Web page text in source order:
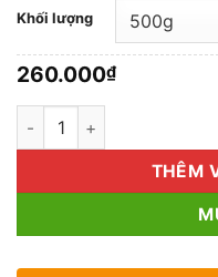
Khối lượng
260.000₫
1kg Ngưu Bàng Giá Rẻ số
THÊM